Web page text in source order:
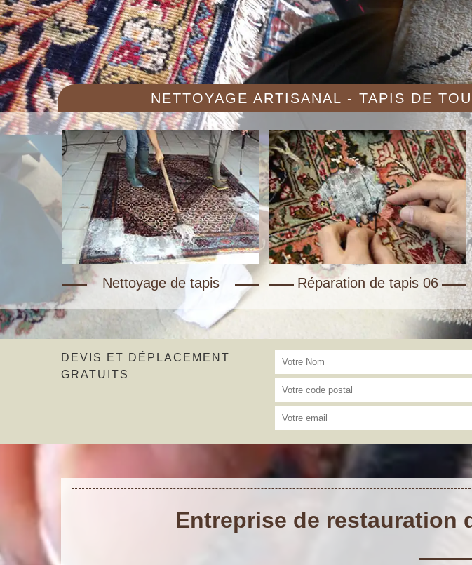
NETTOYAGE ARTISANAL - TAPIS DE
Nettoyage de tapis Réparation de tapis 06
DEVIS ET DÉPLACEMENT
GRATUITS
Entreprise de restauration